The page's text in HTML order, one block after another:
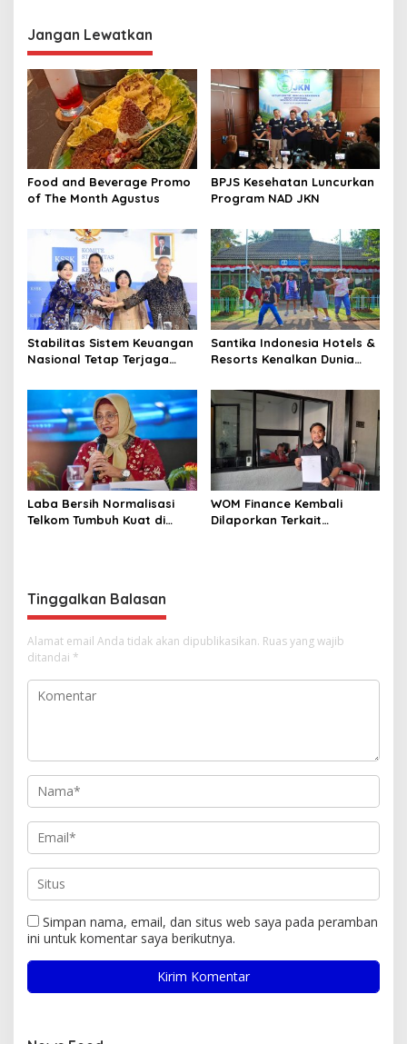
Transformasi
Jangan Lewatkan
Food and Beverage Promo
of The Month Agustus
BPJS Kesehatan Luncurkan
Program NAD JKN
Stabilitas Sistem Keuangan
Nasional Tetap Terjaga
Sinergi Kebijakan
Antrarototitas
Santika Indonesia Hotels &
Resorts Kenalkan Dunia
anak Asuhan SOS Children’s
Villages di Indonesia
Laba Bersih Normalisasi
Telkom Tumbuh Kuat di
WOM Finance Kembali
Dilaporkan Terkait
Tinggalkan Balasan
Alamat email Anda tidak akan dipublikasikan. Ruas yang wajib
ditandai *
Simpan nama, email, dan situs web saya pada peramban
ini untuk komentar saya berikutnya.